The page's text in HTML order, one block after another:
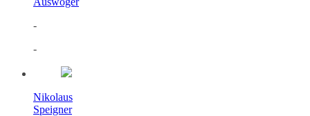
-
-
Nikolaus
Speigner